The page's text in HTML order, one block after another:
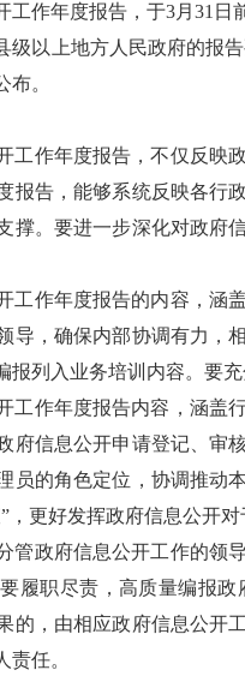
作年度报告，于3月31日
级以上地方人民政府的报
。
工作年度报告，不仅反
报告，能够系统反映各行
撑。要进一步深化对政
工作年度报告的内容，
导，确保内部协调有力，
列入业务培训内容。要
工作年度报告内容，涵
府信息公开申请登记、审
员的角色定位，协调推动
更好发挥政府信息公开
管政府信息公开工作的
履职尽责，高质量编报
的，由相应政府信息公开
任。